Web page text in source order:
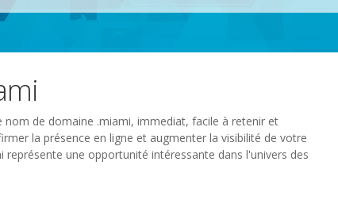
de domaine .miami, immediat, facile à retenir et
la présence en ligne et augmenter la visibilité de votre
représente une opportunité intéressante dans l'univers des